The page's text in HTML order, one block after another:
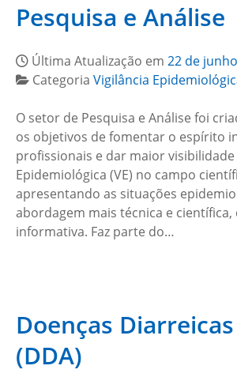
Pesquisa e Análise
Última Atualização em 22 de
Categoria Vigilância
O setor de Pesquisa e Análise foi
os objetivos de fomentar o espírito
profissionais e dar maior visibilidade
Epidemiológica (VE) no campo
apresentando as situações
abordagem mais técnica e científica,
informativa. Faz parte do…
Doenças
(DDA)